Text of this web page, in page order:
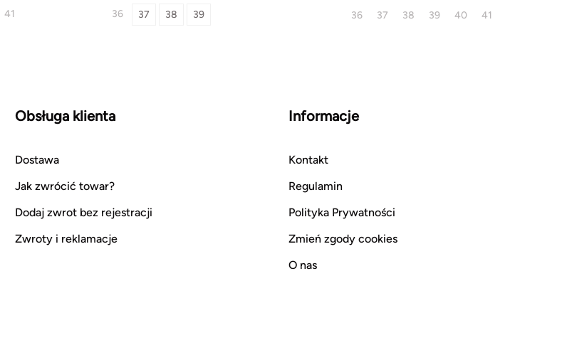
41 36 37 38 39 36 37 38 39 40 41
Obsługa klienta
Dostawa
Jak zwrócić towar?
Dodaj zwrot bez rejestracji
Zwroty i reklamacje
Informacje
Kontakt
Regulamin
Polityka Prywatności
Zmień zgody cookies
O nas